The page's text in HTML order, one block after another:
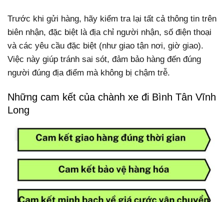
Trước khi gửi hàng, hãy kiểm tra lại tất cả thông tin trên
biên nhận, đặc biệt là địa chỉ người nhận, số điện thoại
và các yêu cầu đặc biệt (như giao tận nơi, giờ giao).
Việc này giúp tránh sai sót, đảm bảo hàng đến đúng
người đúng địa điểm mà không bị chậm trễ.
Những cam kết của chành xe đi Bình Tân Vĩnh
Long